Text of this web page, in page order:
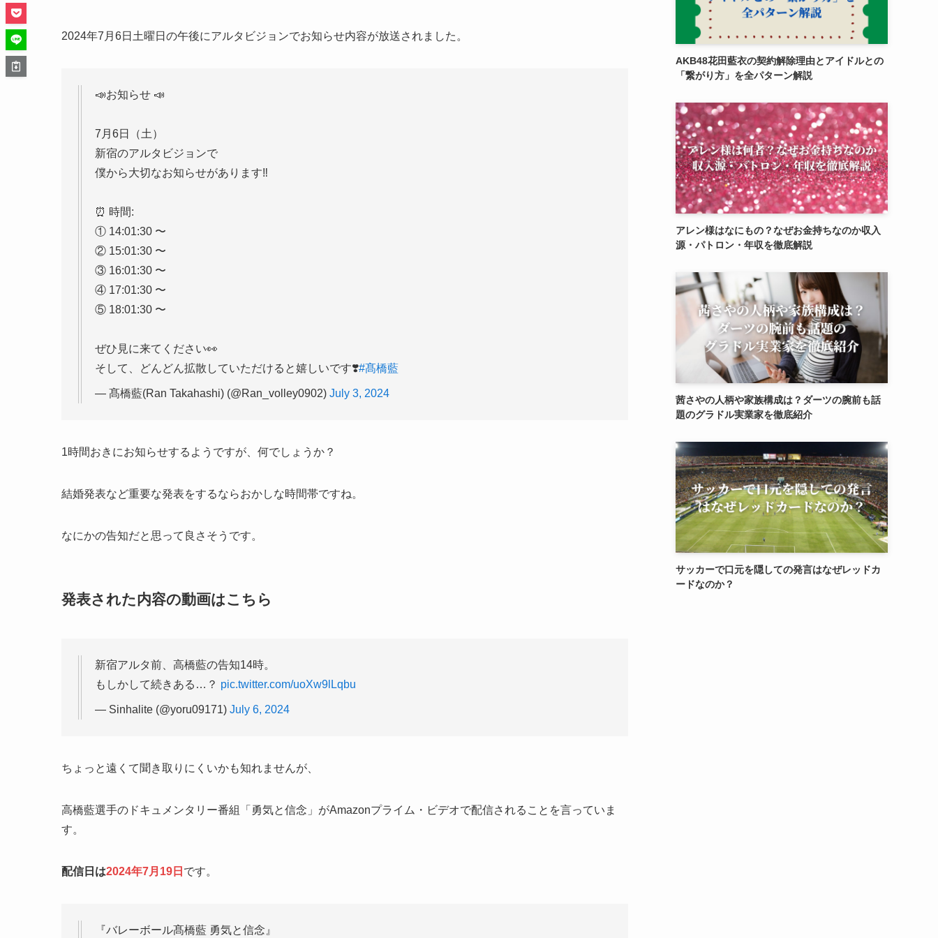
2024年7月6日土曜日の午後にアルタビジョンでお知らせ内容が放送されました。
📣お知らせ 📣
7月6日（土）
新宿のアルタビジョンで
僕から大切なお知らせがあります‼️
⏰ 時間:
① 14:01:30 〜
② 15:01:30 〜
③ 16:01:30 〜
④ 17:01:30 〜
⑤ 18:01:30 〜
ぜひ見に来てください👀
そして、どんどん拡散していただけると嬉しいです❣️#髙橋藍
— 髙橋藍(Ran Takahashi) (@Ran_volley0902) July 3, 2024
1時間おきにお知らせするようですが、何でしょうか？
結婚発表など重要な発表をするならおかしな時間帯ですね。
なにかの告知だと思って良さそうです。
発表された内容の動画はこちら
新宿アルタ前、高橋藍の告知14時。
もしかして続きある…？ pic.twitter.com/uoXw9lLqbu
— Sinhalite (@yoru09171) July 6, 2024
ちょっと遠くて聞き取りにくいかも知れませんが、
高橋藍選手のドキュメンタリー番組「勇気と信念」がAmazonプライム・ビデオで配信されることを言っていま
す。
配信日は2024年7月19日 です。
『バレーボール髙橋藍 勇気と信念』
AKB48花田藍衣の契約解除理由とアイドルとの
「繋がり方」を全パターン解説
アレン様はなにもの？なぜお金持ちなのか収入
源・パトロン・年収を徹底解説
茜さやの人柄や家族構成は？ダーツの腕前も話
題のグラドル実業家を徹底紹介
サッカーで口元を隠しての発言はなぜレッドカ
ードなのか？